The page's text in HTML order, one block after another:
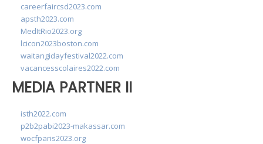
careerfaircsd2023.com
apsth2023.com
MedItRio2023.org
lcicon2023boston.com
waitangidayfestival2022.com
vacancesscolaires2022.com
MEDIA PARTNER II
isth2022.com
p2b2pabi2023-makassar.com
wocfparis2023.org